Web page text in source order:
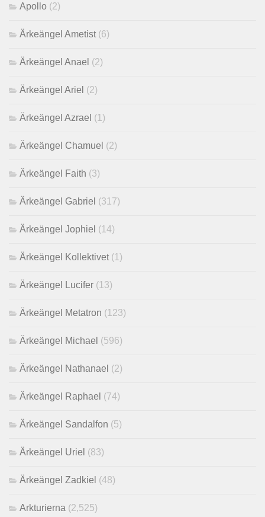
Apollo (2)
Ärkeängel Ametist (6)
Ärkeängel Anael (2)
Ärkeängel Ariel (2)
Ärkeängel Azrael (1)
Ärkeängel Chamuel (2)
Ärkeängel Faith (3)
Ärkeängel Gabriel (317)
Ärkeängel Jophiel (14)
Ärkeängel Kollektivet (1)
Ärkeängel Lucifer (13)
Ärkeängel Metatron (123)
Ärkeängel Michael (596)
Ärkeängel Nathanael (2)
Ärkeängel Raphael (74)
Ärkeängel Sandalfon (5)
Ärkeängel Uriel (83)
Ärkeängel Zadkiel (48)
Arkturierna (2,525)